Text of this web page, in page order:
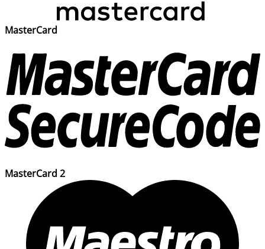
MasterCard
MasterCard 2